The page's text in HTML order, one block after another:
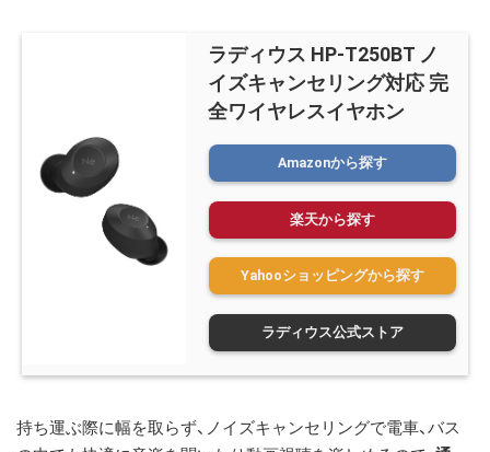
ラディウス HP-T250BT ノ
イズキャンセリング対応 完
全ワイヤレスイヤホン
ラディウス公式ストア
Amazonから探す
楽天から探す
Yahooショッピングから探す
持ち運ぶ際に幅を取らず、ノイズキャンセリングで電車、バス